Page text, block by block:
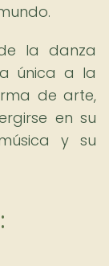
la danza
única a la
de arte,
en su
y su